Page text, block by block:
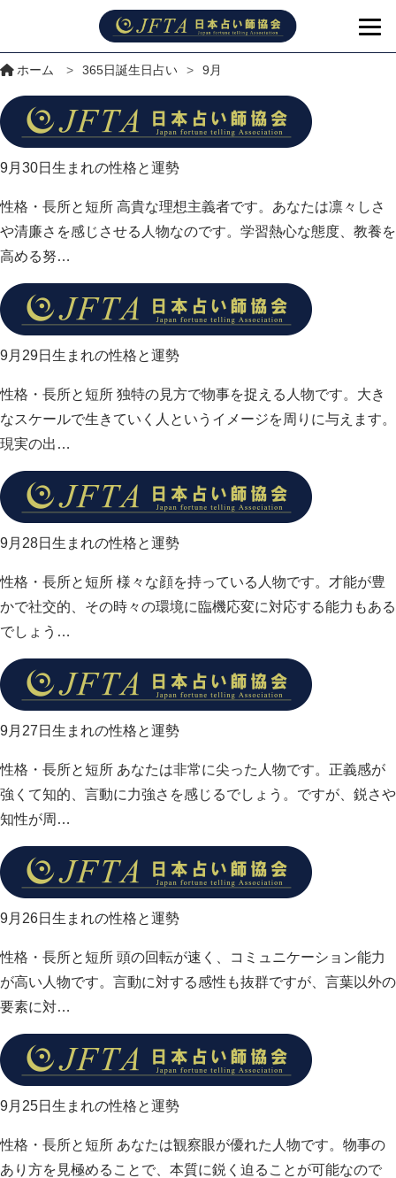
ホーム > 365日誕生日占い > 9月
9月30日生まれの性格と運勢
性格・長所と短所 高貴な理想主義者です。あなたは凛々しさ
や清廉さを感じさせる人物なのです。学習熱心な態度、教養を
高める努…
9月29日生まれの性格と運勢
性格・長所と短所 独特の見方で物事を捉える人物です。大き
なスケールで生きていく人というイメージを周りに与えます。
現実の出…
9月28日生まれの性格と運勢
性格・長所と短所 様々な顔を持っている人物です。才能が豊
かで社交的、その時々の環境に臨機応変に対応する能力もある
でしょう…
9月27日生まれの性格と運勢
性格・長所と短所 あなたは非常に尖った人物です。正義感が
強くて知的、言動に力強さを感じるでしょう。ですが、鋭さや
知性が周…
9月26日生まれの性格と運勢
性格・長所と短所 頭の回転が速く、コミュニケーション能力
が高い人物です。言動に対する感性も抜群ですが、言葉以外の
要素に対…
9月25日生まれの性格と運勢
性格・長所と短所 あなたは観察眼が優れた人物です。物事の
あり方を見極めることで、本質に鋭く迫ることが可能なので